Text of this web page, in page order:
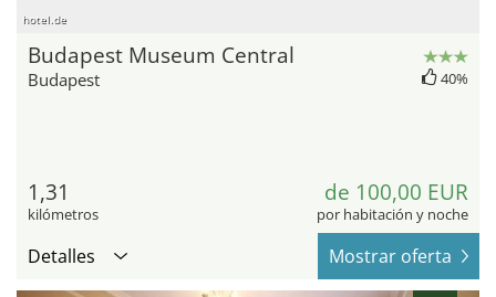
hotel.de
Budapest Museum Central
Budapest 40%
1,31
kilómetros
de 100,00 EUR
por habitación y noche
Detalles Mostrar oferta